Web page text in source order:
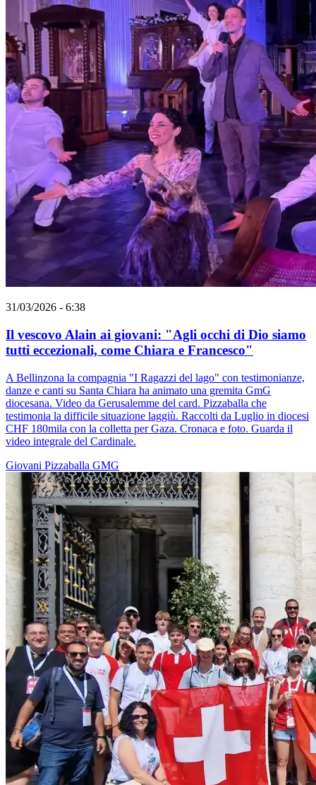
31/03/2026 - 6:38
Il vescovo Alain ai giovani: "Agli occhi di Dio siamo
tutti eccezionali, come Chiara e Francesco"
A Bellinzona la compagnia "I Ragazzi del lago" con testimonianze,
danze e canti su Santa Chiara ha animato una gremita GmG
diocesana. Video da Gerusalemme del card. Pizzaballa che
testimonia la difficile situazione laggiù. Raccolti da Luglio in diocesi
CHF 180mila con la colletta per Gaza. Cronaca e foto. Guarda il
video integrale del Cardinale.
Giovani Pizzaballa GMG